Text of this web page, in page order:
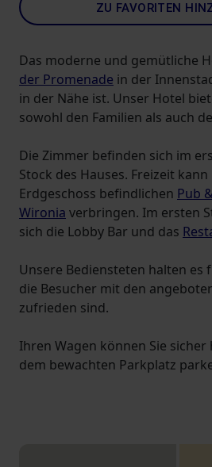
ZU FAVORITEN
Das moderne und gemütliche
der Promenade in der
in der Nähe ist. Unser Hotel
sowohl den Familien als auch
Die Zimmer befinden sich im
Stock des Hauses. Freizeit
Erdgeschoss befindlichen Pub
Wironia verbringen. Im ersten
sich die Lobby Bar und das
Unsere Bediensteten halten es
die Besucher mit den
zufrieden sind.
Ihren Wagen können Sie
dem bewachten Parkplatz